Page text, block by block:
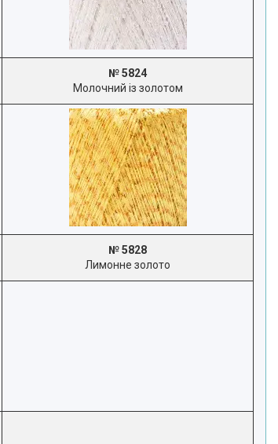
№ 5824
Молочний із золотом
№ 5828
Лимонне золото